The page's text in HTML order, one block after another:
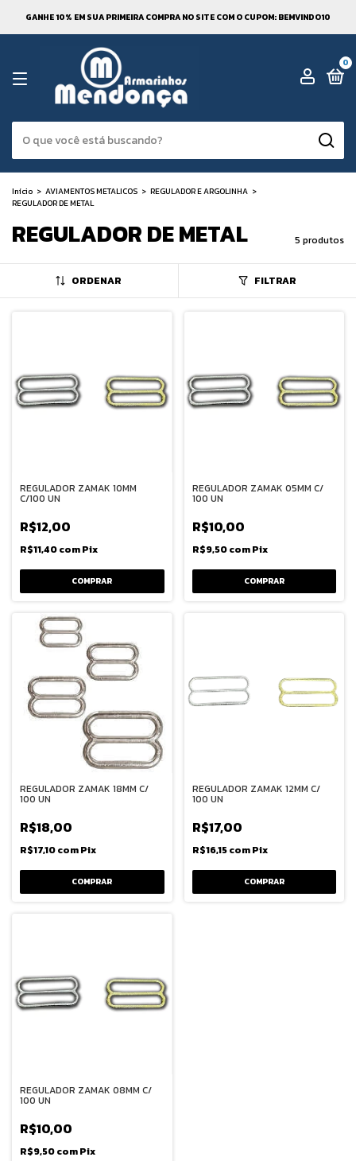
GANHE 10% EM SUA PRIMEIRA COMPRA NO SITE COM O CUPOM: BEMVINDO10
0
Início > AVIAMENTOS METALICOS > REGULADOR E ARGOLINHA >
REGULADOR DE METAL
REGULADOR DE METAL 5 produtos
ORDENAR FILTRAR
REGULADOR ZAMAK 10MM
C/100 UN
R$12,00
R$11,40comPix
COMPRAR
REGULADOR ZAMAK 05MM C/
100 UN
R$10,00
R$9,50comPix
COMPRAR
REGULADOR ZAMAK 18MM C/
100 UN
R$18,00
R$17,10comPix
COMPRAR
REGULADOR ZAMAK 12MM C/
100 UN
R$17,00
R$16,15comPix
COMPRAR
REGULADOR ZAMAK 08MM C/
100 UN
R$10,00
R$9,50comPix